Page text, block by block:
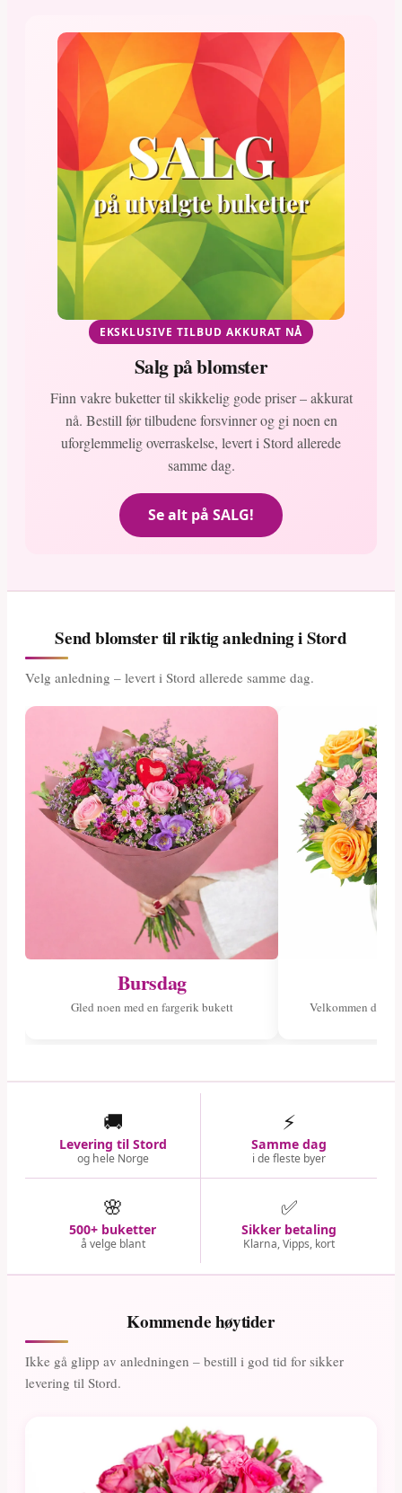
EKSKLUSIVE TILBUD AKKURAT NÅ
Salg på blomster
Finn vakre buketter til skikkelig gode priser – akkurat
nå. Bestill før tilbudene forsvinner og gi noen en
uforglemmelig overraskelse, levert i Stord allerede
samme dag.
Se alt på SALG!
Send blomster til riktig anledning i Stord
Velg anledning – levert i Stord allerede samme dag.
Bursdag
Gled noen med en fargerik bukett Velkommen det
🚚
Levering til Stord
og hele Norge
⚡
Samme dag
i de fleste byer
🌸
500+ buketter
å velge blant
✅
Sikker betaling
Klarna, Vipps, kort
Kommende høytider
Ikke gå glipp av anledningen – bestill i god tid for sikker
levering til Stord.